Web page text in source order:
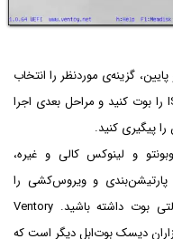
گزینه‌ی موردنظر را انتخاب
، فایل ISO را بوت کنید و مراحل بعدی اجرا
و لینوکس کالی و غیره،
پارتیشن‌بندی و ویروس‌کشی را
هم‌زمان روی یک فلش درایو به صورت مولتی بوت داشته باشید. Ventory
دیسک بوت‌ابل دیگر است که